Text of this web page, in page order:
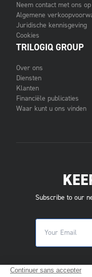
Neem contact met ons op
Algemene
Juridische kennisgeving
Cookies
TRILOGIQ GROUP
Over ons
Diensten
Klanten
Financiële publicaties
Waar kunt u ons vinden
Subscribe to our